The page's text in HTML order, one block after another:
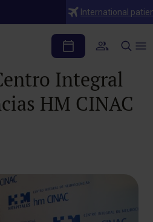
International
apuesta
como
Integral
HM CINAC